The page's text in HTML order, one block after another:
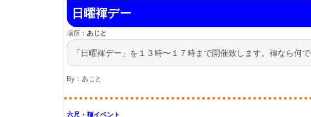
日曜褌デー
場所： あじと
「日曜褌デー」を１３時〜１７時まで開催致します。褌なら何
By： あじと
六尺・褌イベント